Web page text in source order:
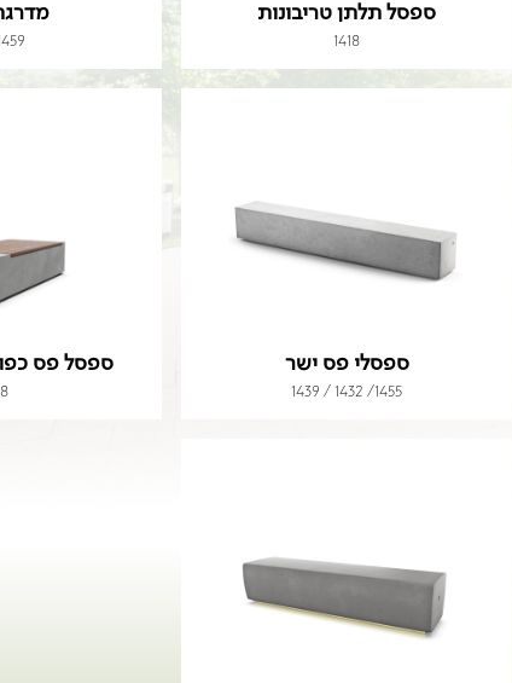
ספסל תלתן טריבונות
1418
ספסלי פס ישר
1455/ 1432 / 1439
ספסל פס